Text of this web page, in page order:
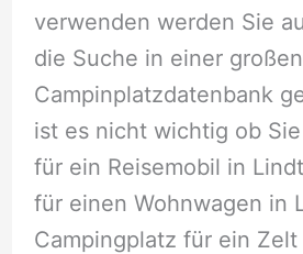
verwenden werden Sie
die Suche in einer großen
Campinplatzdatenbank
ist es nicht wichtig ob
für ein Reisemobil in
für einen Wohnwagen in
Campingplatz für ein